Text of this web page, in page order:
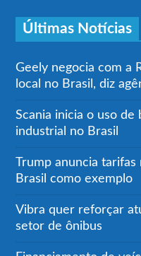
Últimas Notícias
Geely negocia com a
local no Brasil, diz
Scania inicia o uso
industrial no Brasil
Trump anuncia
Brasil como exemplo
Vibra quer reforçar
setor de ônibus